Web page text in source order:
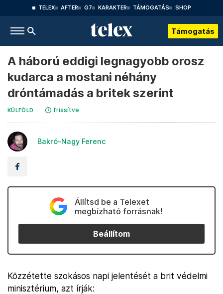
TELEX AFTER G7 KARAKTER TÁMOGATÁS SHOP
Támogatás
A háború eddigi legnagyobb orosz
kudarca a mostani néhány
dróntámadás a britek szerint
KÜLFÖLD frissítve
Bakró-Nagy Ferenc
Állítsd be a Telexet
megbízható forrásnak!
Beállítom
Közzétette szokásos napi jelentését a brit védelmi
minisztérium, azt írják: